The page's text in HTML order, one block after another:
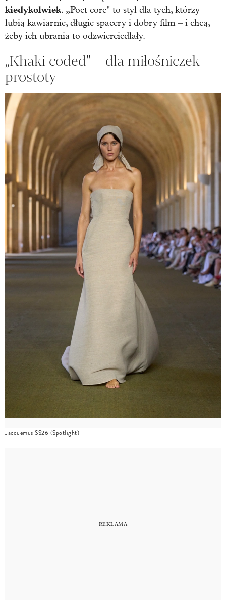
kiedykolwiek. „Poet core" to styl dla tych, którzy
lubią kawiarnie, długie spacery i dobry film – i chcą,
żeby ich ubrania to odzwierciedlały.
„Khaki coded" – dla miłośniczek
prostoty
Jacquemus SS26 (Spotlight)